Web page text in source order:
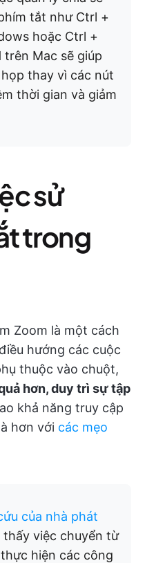
tắt như Ctrl +
hoặc Ctrl +
Mac sẽ giúp
thay vì các nút
thời gian và giảm
sử
trong
Zoom là một cách
hướng các cuộc
thuộc vào chuột,
hơn, duy trì sự tập
khả năng truy cập
hơn với các mẹo
của nhà phát
thấy việc chuyển từ
hiện các công